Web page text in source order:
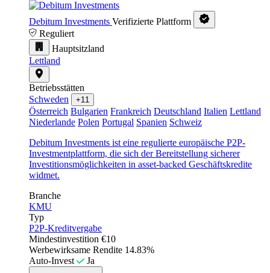
Debitum Investments Verifizierte Plattform
Reguliert
Hauptsitzland
Lettland
Betriebsstätten
Schweden
+11
Österreich Bulgarien Frankreich Deutschland Italien Lettland
Niederlande Polen Portugal Spanien Schweiz
Debitum Investments ist eine regulierte europäische P2P-
Investmentplattform, die sich der Bereitstellung sicherer
Investitionsmöglichkeiten in asset-backed Geschäftskredite
widmet.
Branche
KMU
Typ
P2P-Kreditvergabe
Mindestinvestition €10
Werbewirksame Rendite 14.83%
Auto-Invest
Ja